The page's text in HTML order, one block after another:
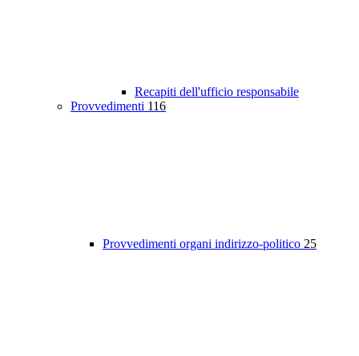
Recapiti dell'ufficio responsabile
Provvedimenti 116
Provvedimenti organi indirizzo-politico 25